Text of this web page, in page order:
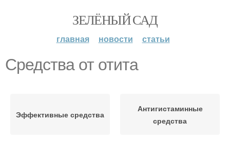
ЗЕЛЁНЫЙ САД
главная новости статьи
Средства от отита
Эффективные средства
Антигистаминные
средства